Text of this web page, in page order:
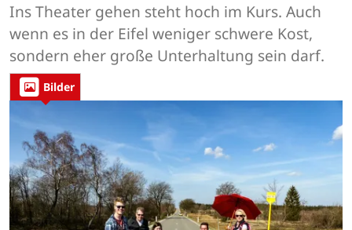
Ins Theater gehen steht hoch im Kurs. Auch
wenn es in der Eifel weniger schwere Kost,
sondern eher große Unterhaltung sein darf.
Bilder